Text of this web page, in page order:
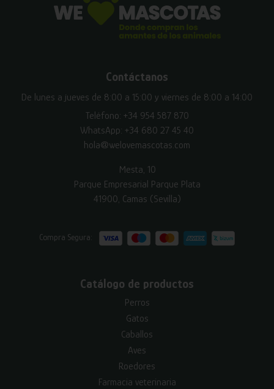
Contáctanos
De lunes a jueves de 8:00 a 15:00 y viernes de 8:00 a 14:00
Teléfono: +34 954 587 870
WhatsApp: +34 680 27 45 40
hola@welovemascotas.com
Mesta, 10
Parque Empresarial Parque Plata
41900, Camas (Sevilla)
Compra Segura:
Catálogo de productos
Perros
Gatos
Caballos
Aves
Roedores
Farmacia veterinaria